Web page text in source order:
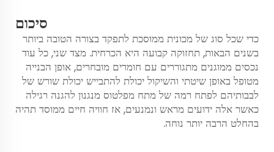
סיכום
כדי שכל סוג של מכונית ממוסכת לתפקד בצורה הטובה ביותר
בשנים הבאות, תחזוקה קבועה היא הכרחית. מצד שני, כל עוד
נכסים ממוגנים מתגוררים עם חומרים מובחרים, אופן הבנייה
מטופל באופן שיטתי והשיקול יכולת להתבייש יכולת שורש של
לבבותיהם לפתח רמה של מתח מפלטוס מנגנון להגנה רגילה
כאשר אלה ידועים מראש ונמנעים, אז חוויה חיים ממוסד תהיה
בהחלט הרבה יותר נוחה.